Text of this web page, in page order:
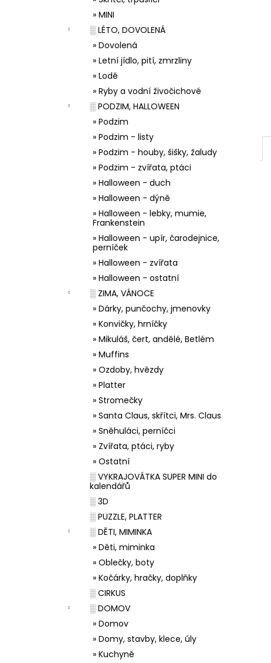
» MINI
░ LÉTO, DOVOLENÁ
» Dovolená
» Letní jídlo, pití, zmrzliny
» Lodě
» Ryby a vodní živočichové
░ PODZIM, HALLOWEEN
» Podzim
» Podzim - listy
» Podzim - houby, šišky, žaludy
» Podzim - zvířata, ptáci
» Halloween - duch
» Halloween - dýně
» Halloween - lebky, mumie,
Frankenstein
» Halloween - upír, čarodejnice,
perníček
» Halloween - zvířata
» Halloween - ostatní
░ ZIMA, VÁNOCE
» Dárky, punčochy, jmenovky
» Konvičky, hrníčky
» Mikuláš, čert, andělé, Betlém
» Muffins
» Ozdoby, hvězdy
» Platter
» Stromečky
» Santa Claus, skřítci, Mrs. Claus
» Sněhuláci, perníčci
» Zvířata, ptáci, ryby
» Ostatní
░ VYKRAJOVÁTKA SUPER MINI do
kalendářů
░ 3D
░ PUZZLE, PLATTER
░ DĚTI, MIMINKA
» Děti, miminka
» Oblečky, boty
» Kočárky, hračky, doplňky
░ CIRKUS
░ DOMOV
» Domov
» Domy, stavby, klece, úly
» Kuchyně
33001 ZDOBÍCÍ SÁČEK